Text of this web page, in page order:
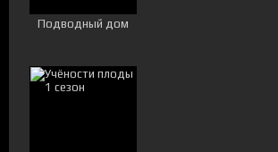
Подводный дом